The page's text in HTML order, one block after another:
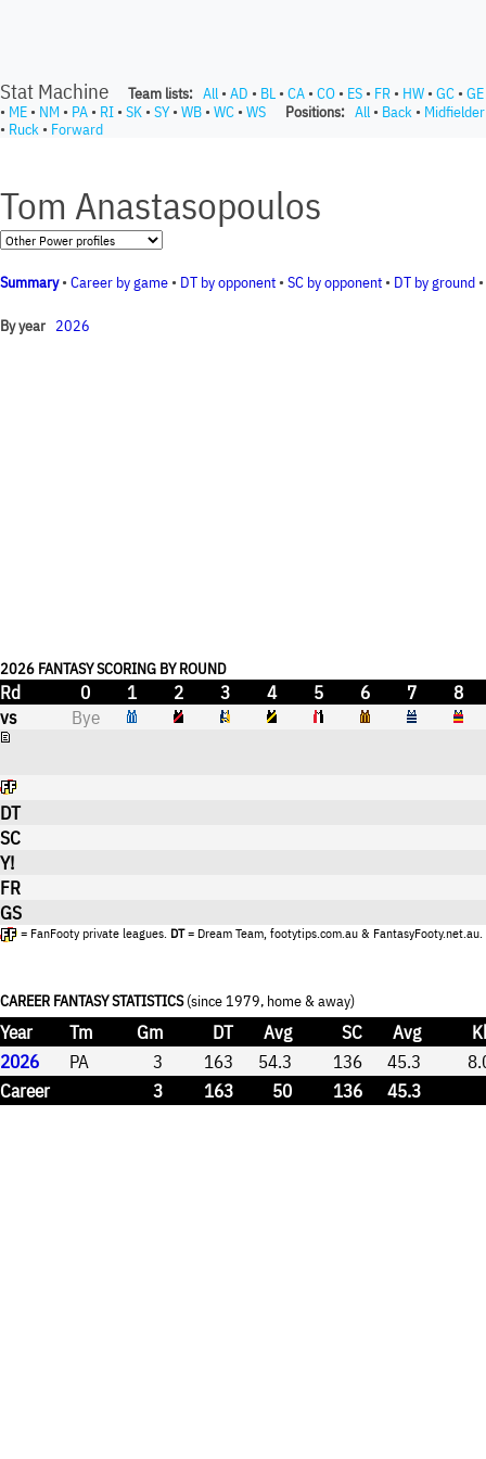
Stat Machine Team lists: All • AD • BL • CA • CO • ES • FR • HW • GC • GE
• ME • NM • PA • RI • SK • SY• WB • WC • WS Positions: All • Back • Midfielder
• Ruck • Forward